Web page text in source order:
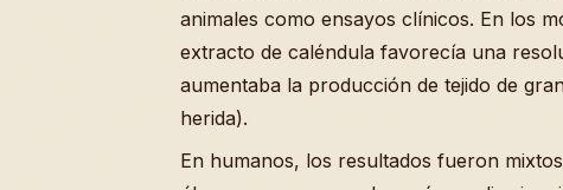
animales como ensayos clínicos. En los
extracto de caléndula favorecía una
aumentaba la producción de tejido de
herida).
En humanos, los resultados fueron